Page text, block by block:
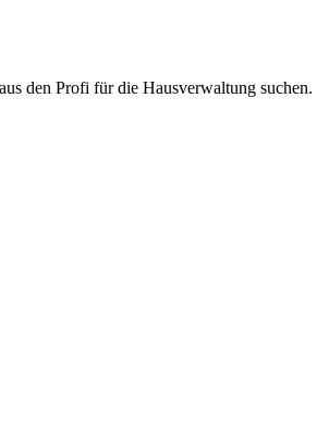
den Profi für die Hausverwaltung suchen.